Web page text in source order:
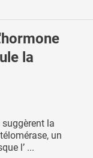
la
la
un
l’ ...